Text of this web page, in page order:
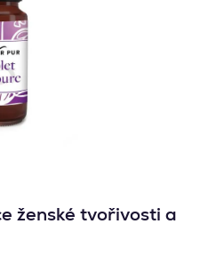
ženské tvořivosti a